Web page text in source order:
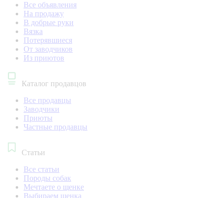
Все объявления
На продажу
В добрые руки
Вязка
Потерявшиеся
От заводчиков
Из приютов
Каталог продавцов
Все продавцы
Заводчики
Приюты
Частные продавцы
Статьи
Все статьи
Породы собак
Мечтаете о щенке
Выбираем щенка